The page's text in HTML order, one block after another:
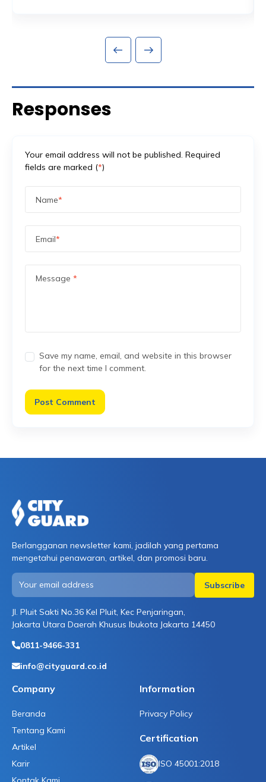
dan perencanaan keamanan yang menyertainya.
Responses
Your email address will not be published. Required
fields are marked (*)
Name*
Email*
Message *
Save my name, email, and website in this browser
for the next time I comment.
Berlangganan newsletter kami, jadilah yang pertama
mengetahui penawaran, artikel, dan promosi baru.
Jl. Pluit Sakti No.36 Kel Pluit, Kec Penjaringan,
Jakarta Utara Daerah Khusus Ibukota Jakarta 14450
0811-9466-331
info@cityguard.co.id
Company
Beranda
Tentang Kami
Artikel
Karir
Information
Privacy Policy
Certification
ISO 45001:2018